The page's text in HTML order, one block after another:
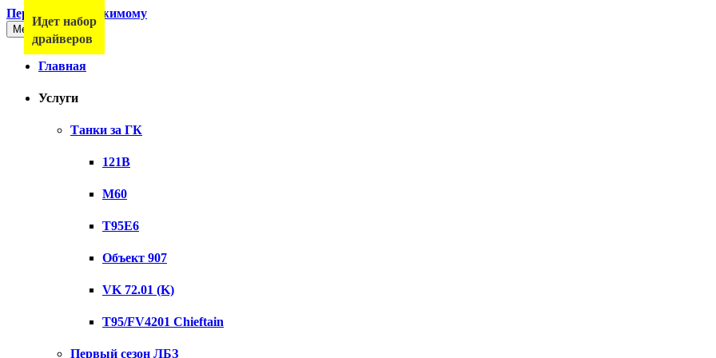
Перейти к содержимому
Меню
Главная
Услуги
Танки за ГК
121B
M60
T95E6
Объект 907
VK 72.01 (K)
T95/FV4201 Chieftain
Первый сезон ЛБЗ
Идет набор
драйверов